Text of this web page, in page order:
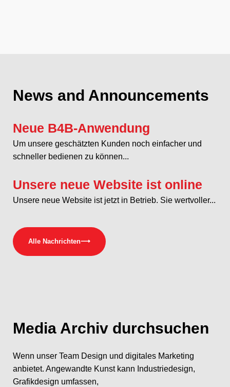
News and Announcements
Neue B4B-Anwendung
Um unsere geschätzten Kunden noch einfacher und
schneller bedienen zu können...
Unsere neue Website ist online
Unsere neue Website ist jetzt in Betrieb. Sie wertvoller...
Alle Nachrichten⟶
Media Archiv durchsuchen
Wenn unser Team Design und digitales Marketing
anbietet. Angewandte Kunst kann Industriedesign,
Grafikdesign umfassen,